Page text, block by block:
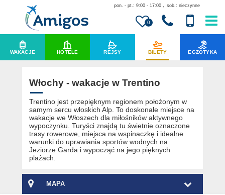
0
pon. - pt.: 9:00 - 17:00 , sob.: nieczynne
WAKACJE HOTELE REJSY BILETY EGZOTYKA
Włochy - wakacje w Trentino
Trentino jest przepięknym regionem położonym w
samym sercu włoskich Alp. To doskonałe miejsce na
wakacje we Włoszech dla miłośników aktywnego
wypoczynku. Turyści znajdą tu świetnie oznaczone
trasy rowerowe, miejsca na wspinaczkę i idealne
warunki do uprawiania sportów wodnych na
Jeziorze Garda i wypocząć na jego pięknych
plażach.
MAPA